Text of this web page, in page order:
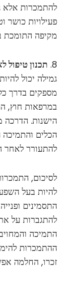
להתמכרות אלא
פעילויות כושר
מקיפה התומכת
8. תכנון טיפול
גמילה יכול
מספקים בדרך
במרפאות חוץ,
הישנות.
הכלים והתמיכה
להתעורר לאחר
לסיכום,
להיות בעל
התסמינים
להתגברות על
התמיכה
ההתמכרות
זכרו, החלמה